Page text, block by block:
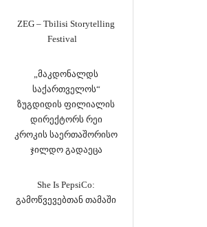
ZEG – Tbilisi Storytelling
Festival
„მაკდონალდს
საქართველოს“
ზუგდიდის ფილიალის
დირექტორს რეი
კროკის საერთაშორისო
ჯილდო გადაეცა
She Is PepsiCo:
გამოწვევებთან თამაში